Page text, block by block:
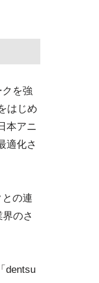
を強
はじめ
本アニ
適化さ
の連
のさ
dentsu